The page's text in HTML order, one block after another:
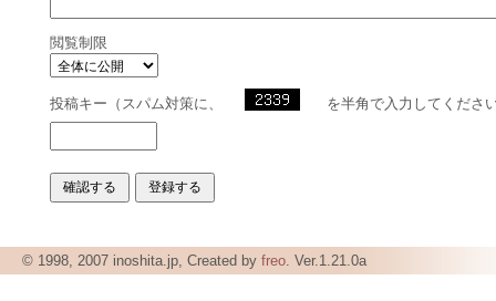
閲覧制限
投稿キー（スパム対策に、 を半角で入力してくださ
© 1998, 2007 inoshita.jp, Created by freo. Ver.1.21.0a